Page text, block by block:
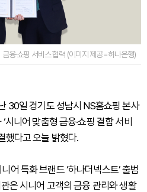
융·쇼핑 서비스 협력 (이미지 제공=하나은행)
30일 경기도 성남시 NS홈쇼핑 본사
니어 맞춤형 금융·쇼핑 결합 서비
했다고 오늘 밝혔다.
어 특화 브랜드 ‘하나더넥스트’ 출범
은 시니어 고객의 금융 관리와 생활